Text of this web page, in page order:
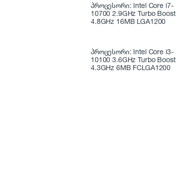
პროცესორი: Intel Core i7-
10700 2.9GHz Turbo Boost
4.8GHz 16MB LGA1200
პროცესორი: Intel Core i3-
10100 3.6GHz Turbo Boost
4.3GHz 6MB FCLGA1200